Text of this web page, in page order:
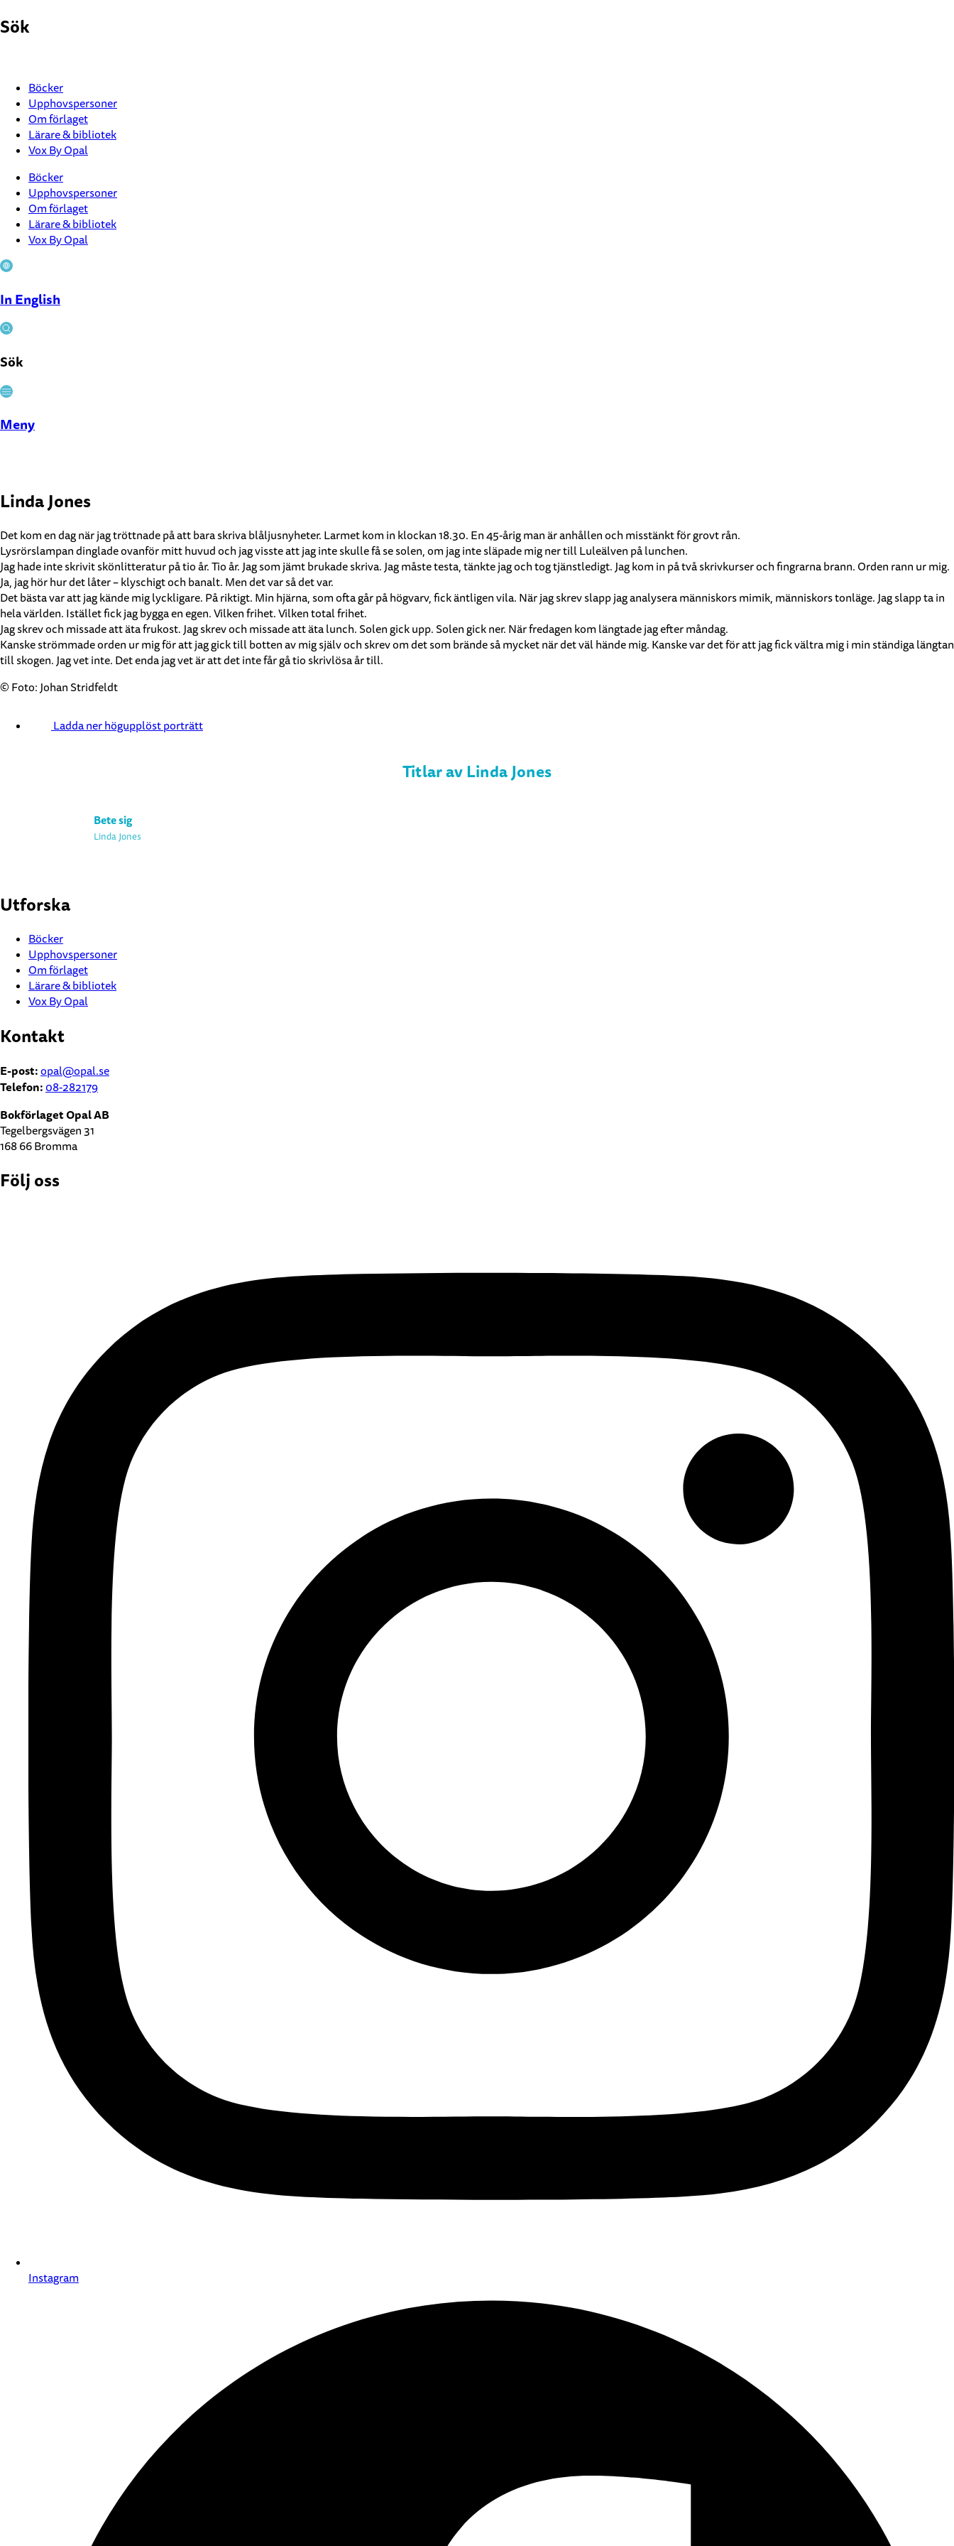
till
Sök
Böcker
Upphovspersoner
Om förlaget
Lärare & bibliotek
Vox By Opal
Böcker
Upphovspersoner
Om förlaget
Lärare & bibliotek
Vox By Opal
In English
Sök
Stäng
Meny
Linda Jones
Det kom en dag när jag tröttnade på att bara skriva blåljusnyheter. Larmet kom in klockan 18.30. En 45-årig man är anhållen och misstänkt för grovt rån.
Lysrörslampan dinglade ovanför mitt huvud och jag visste att jag inte skulle få se solen, om jag inte släpade mig ner till Luleälven på lunchen.
Jag hade inte skrivit skönlitteratur på tio år. Tio år. Jag som jämt brukade skriva. Jag måste testa, tänkte jag och tog tjänstledigt. Jag kom in på två skrivkurser och fingrarna brann. Orden rann ur mig.
Ja, jag hör hur det låter – klyschigt och banalt. Men det var så det var.
Det bästa var att jag kände mig lyckligare. På riktigt. Min hjärna, som ofta går på högvarv, fick äntligen vila. När jag skrev slapp jag analysera människors mimik, människors tonläge. Jag slapp ta in
hela världen. Istället fick jag bygga en egen. Vilken frihet. Vilken total frihet.
Jag skrev och missade att äta frukost. Jag skrev och missade att äta lunch. Solen gick upp. Solen gick ner. När fredagen kom längtade jag efter måndag.
Kanske strömmade orden ur mig för att jag gick till botten av mig själv och skrev om det som brände så mycket när det väl hände mig. Kanske var det för att jag fick vältra mig i min ständiga längtan
till skogen. Jag vet inte. Det enda jag vet är att det inte får gå tio skrivlösa år till.
© Foto: Johan Stridfeldt
Ladda ner högupplöst porträtt
Titlar av Linda Jones
Bete sig
Linda Jones
Utforska
Böcker
Upphovspersoner
Om förlaget
Lärare & bibliotek
Vox By Opal
Kontakt
E-post:opal@opal.se
Telefon:08-282179
Bokförlaget Opal AB
Tegelbergsvägen 31
168 66 Bromma
Följ oss
Instagram